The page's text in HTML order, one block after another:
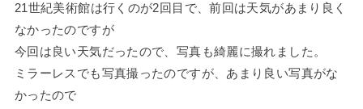
21世紀美術館は行くのが2回目で、前回は天気があまり良く
なかったのですが
今回は良い天気だったので、写真も綺麗に撮れました。
ミラーレスでも写真撮ったのですが、あまり良い写真がな
かったので